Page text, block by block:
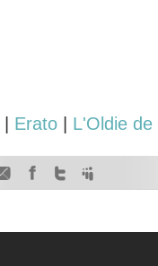
Erato L'Oldie